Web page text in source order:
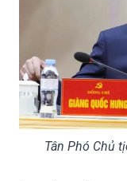
Tân Phó Chủ
(PLVN) - Chiều
kỳ 2026-2031